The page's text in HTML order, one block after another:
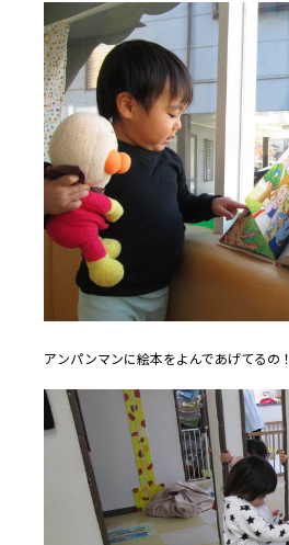
アンパンマンに絵本をよんであげてるの！